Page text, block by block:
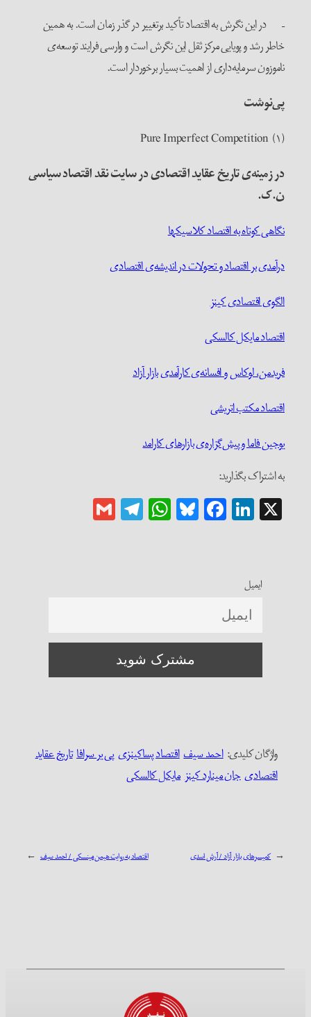
– در این نگرش به اقتصاد تأکید برتغییر در گذر زمان است. به همین
خاطر رشد و پویایی مرکز ثقل این نگرش است و وارسی فرایند توسعه‌ی
ناموزون سرمایه‌داری از اهمیت بسیار برخوردار است.
پی‌نوشت‌
(۱) Pure Imperfect Competition
در زمینه‌ی تاریخ عقاید اقتصادی در سایت نقد اقتصاد سیاسی
ن.ک.
نگاهی کوتاه به اقتصاد کلاسیکها
درآمدی بر اقتصاد و تحولات در اندیشه‌ی اقتصادی
الگوی اقتصادی کینز
اقتصاد مایکل کالسکی
فریدمن، لوکاس و افسانه‌ی کارآمدی بازار آزاد
اقتصاد مکتب اتریشی
یوجین فاما و پیش‌گزاره‌ی بازارهای کارامد
به اشتراک بگذارید:
X
LinkedIn
Facebook
Bluesky
WhatsApp
Telegram
ایمیل
واژگان کلیدی:‌احمد سیفاقتصاد پساکینزی پی یر سرافاتاریخ عقاید
اقتصادیجان مینارد کینزمایکل کالسکی
← کمیسرهای بازار آزاد / آرش اسدی اقتصاد به روایت هیمن مینسکی / احمد سیف →